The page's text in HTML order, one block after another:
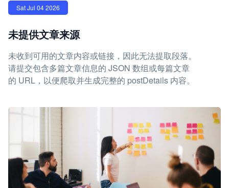
Sat Jul 04 2026
未提供文章来源
未收到可用的文章内容或链接，因此无法提取段落。
请提交包含多篇文章信息的 JSON 数组或每篇文章
的 URL，以便爬取并生成完整的 postDetails 内容。